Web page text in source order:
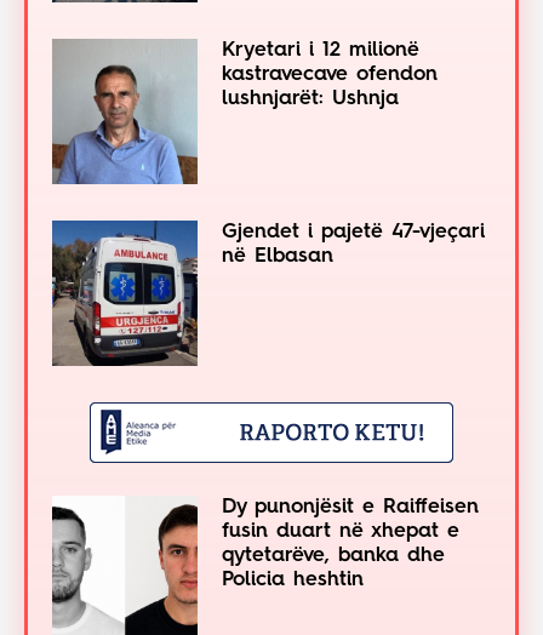
Kryetari i 12 milionë
kastravecave ofendon
lushnjarët: Ushnja
Gjendet i pajetë 47-vjeçari
në Elbasan
Dy punonjësit e Raiffeisen
fusin duart në xhepat e
qytetarëve, banka dhe
Policia heshtin